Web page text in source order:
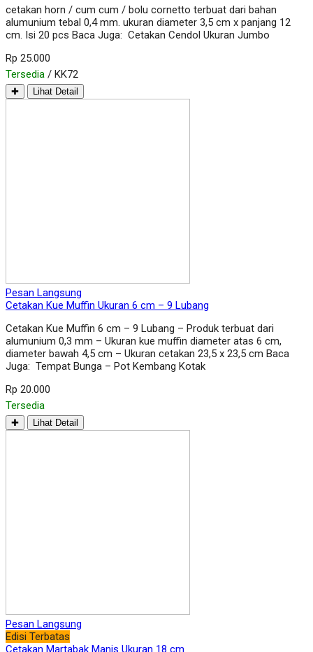
cetakan horn / cum cum / bolu cornetto terbuat dari bahan
alumunium tebal 0,4 mm. ukuran diameter 3,5 cm x panjang 12
cm. Isi 20 pcs Baca Juga: Cetakan Cendol Ukuran Jumbo
Rp 25.000
Tersedia / KK72
✚ Lihat Detail
Pesan Langsung
Cetakan Kue Muffin Ukuran 6 cm – 9 Lubang
Cetakan Kue Muffin 6 cm – 9 Lubang – Produk terbuat dari
alumunium 0,3 mm – Ukuran kue muffin diameter atas 6 cm,
diameter bawah 4,5 cm – Ukuran cetakan 23,5 x 23,5 cm Baca
Juga: Tempat Bunga – Pot Kembang Kotak
Rp 20.000
Tersedia
✚ Lihat Detail
Pesan Langsung
Edisi Terbatas
Cetakan Martabak Manis Ukuran 18 cm